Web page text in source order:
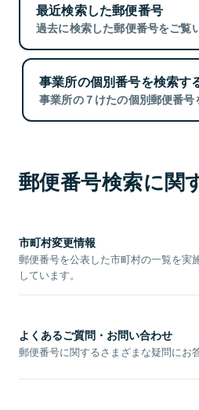
最近検索した郵便番号
過去に検索した郵便番号をご覧
事業所の個別番号を検索す
事業所の７けたの個別郵便番号
郵便番号検索に関
市町村変更情報
郵便番号を公表した市町村の一覧を実
しています。
よくあるご質問・お問い合わせ
郵便番号に関するさまざまな疑問にお